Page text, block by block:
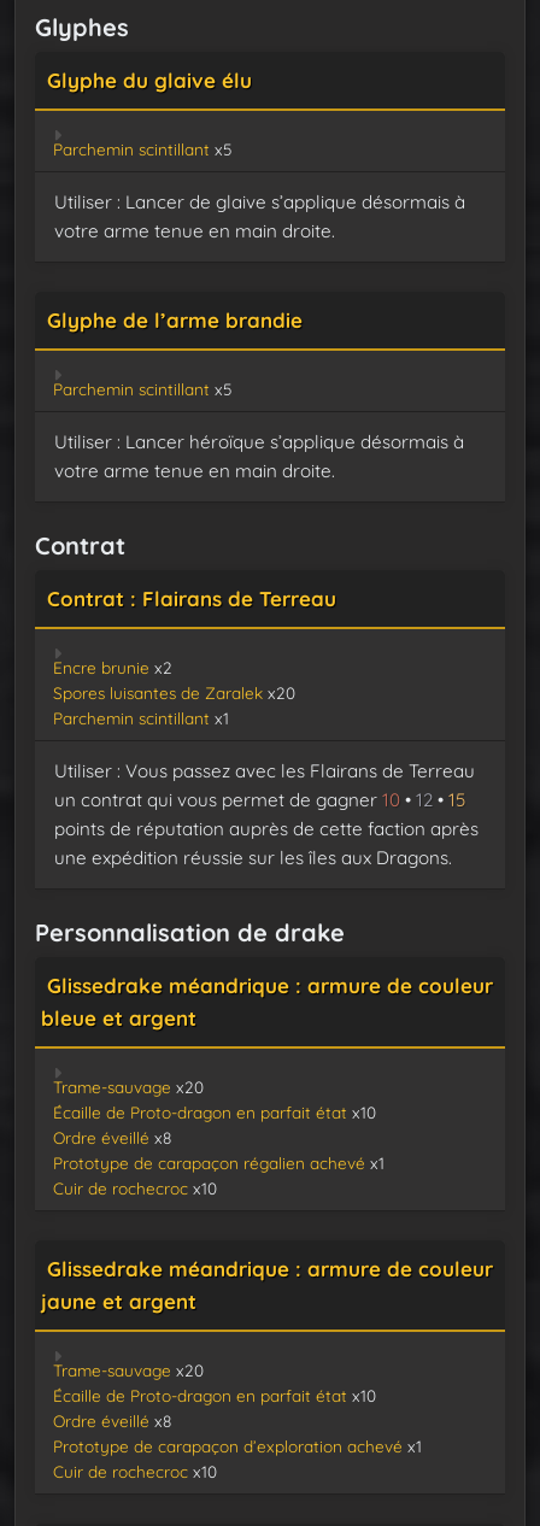
Glyphes
Glyphe du glaive élu
Parchemin scintillant x5
Utiliser : Lancer de glaive s’applique désormais à
votre arme tenue en main droite.
Glyphe de l’arme brandie
Parchemin scintillant x5
Utiliser : Lancer héroïque s’applique désormais à
votre arme tenue en main droite.
Contrat
Contrat : Flairans de Terreau
Encre brunie x2
Spores luisantes de Zaralek x20
Parchemin scintillant x1
Utiliser : Vous passez avec les Flairans de Terreau
un contrat qui vous permet de gagner 10 • 12 • 15
points de réputation auprès de cette faction après
une expédition réussie sur les îles aux Dragons.
Personnalisation de drake
Glissedrake méandrique : armure de couleur
bleue et argent
Trame-sauvage x20
Écaille de Proto-dragon en parfait état x10
Ordre éveillé x8
Prototype de carapaçon régalien achevé x1
Cuir de rochecroc x10
Glissedrake méandrique : armure de couleur
jaune et argent
Trame-sauvage x20
Écaille de Proto-dragon en parfait état x10
Ordre éveillé x8
Prototype de carapaçon d’exploration achevé x1
Cuir de rochecroc x10